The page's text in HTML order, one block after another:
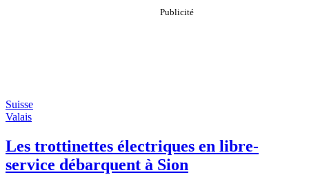
Suisse
Valais
Les trottinettes électriques en libre-
service débarquent à Sion